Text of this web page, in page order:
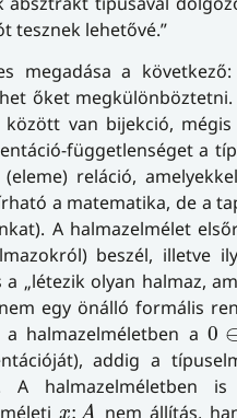
tesznek lehetővé.”
megadása a
őket megkülönböztetni.
között van bijekció,
függetlenséget a
(eleme) reláció,
a matematika, de a
A halmazelmélet
beszél, illetve
„létezik olyan halmaz,
egy önálló formális
halmazelméletben a0 ∈
0 ∈
addig a
halmazelméletben is
x: A
x:A nem állítás,